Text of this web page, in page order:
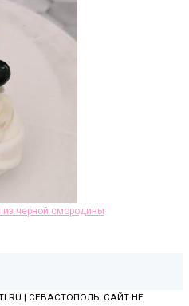
черной смородины
| СЕВАСТОПОЛЬ. САЙТ НЕ